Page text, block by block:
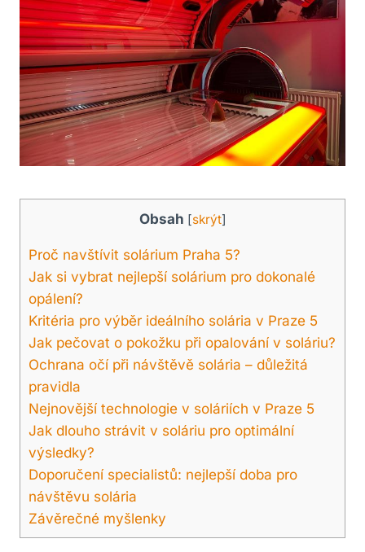
Obsah [skrýt]
Proč ⁣navštívit solárium⁣ Praha​ 5?
Jak si ⁢vybrat nejlepší solárium ​pro dokonalé
opálení?
Kritéria ⁢pro výběr ideálního solária‍ v⁢ Praze 5
Jak pečovat ⁢o pokožku ⁤při ‍opalování v soláriu?
Ochrana očí při‍ návštěvě solária – důležitá
pravidla
Nejnovější technologie ⁣v soláriích v Praze 5
Jak dlouho strávit v soláriu ‍pro optimální
výsledky?
Doporučení specialistů: nejlepší doba pro
návštěvu solária
Závěrečné myšlenky